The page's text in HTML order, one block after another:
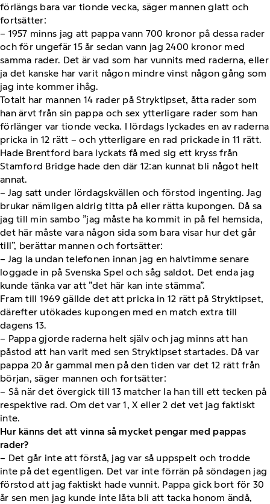
förlängs bara var tionde vecka, säger mannen glatt och
fortsätter:
– 1957 minns jag att pappa vann 700 kronor på dessa rader
och för ungefär 15 år sedan vann jag 2400 kronor med
samma rader. Det är vad som har vunnits med raderna, eller
ja det kanske har varit någon mindre vinst någon gång som
jag inte kommer ihåg.
Totalt har mannen 14 rader på Stryktipset, åtta rader som
han ärvt från sin pappa och sex ytterligare rader som han
förlänger var tionde vecka. I lördags lyckades en av raderna
pricka in 12 rätt – och ytterligare en rad prickade in 11 rätt.
Hade Brentford bara lyckats få med sig ett kryss från
Stamford Bridge hade den där 12:an kunnat bli något helt
annat.
– Jag satt under lördagskvällen och förstod ingenting. Jag
brukar nämligen aldrig titta på eller rätta kupongen. Då sa
jag till min sambo ”jag måste ha kommit in på fel hemsida,
det här måste vara någon sida som bara visar hur det går
till”, berättar mannen och fortsätter:
– Jag la undan telefonen innan jag en halvtimme senare
loggade in på Svenska Spel och såg saldot. Det enda jag
kunde tänka var att ”det här kan inte stämma”.
Fram till 1969 gällde det att pricka in 12 rätt på Stryktipset,
därefter utökades kupongen med en match extra till
dagens 13.
– Pappa gjorde raderna helt själv och jag minns att han
påstod att han varit med sen Stryktipset startades. Då var
pappa 20 år gammal men på den tiden var det 12 rätt från
början, säger mannen och fortsätter:
– Så när det övergick till 13 matcher la han till ett tecken på
respektive rad. Om det var 1, X eller 2 det vet jag faktiskt
inte.
Hur känns det att vinna så mycket pengar med pappas
rader?
– Det går inte att förstå, jag var så uppspelt och trodde
inte på det egentligen. Det var inte förrän på söndagen jag
förstod att jag faktiskt hade vunnit. Pappa gick bort för 30
år sen men jag kunde inte låta bli att tacka honom ändå,